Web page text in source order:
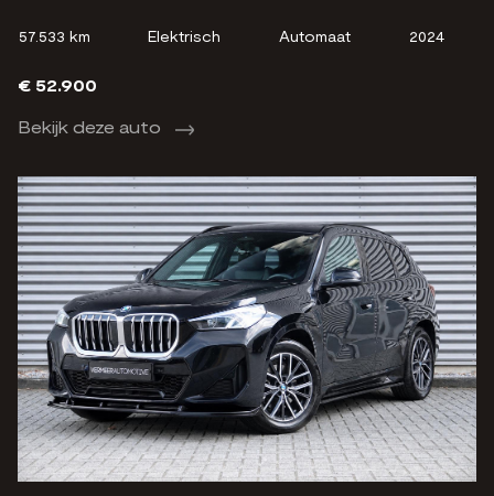
57.533 km Elektrisch Automaat 2024
€ 52.900
Bekijk deze auto